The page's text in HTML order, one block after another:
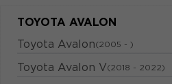
TOYOTA AVALON
Toyota Avalon(2005 - )
Toyota Avalon V(2018 - 2022)